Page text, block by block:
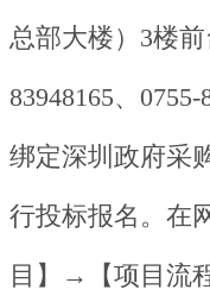
总部大楼）3楼
83948165、0755-
绑定深圳政府采
行投标报名。在
目】→【项目流